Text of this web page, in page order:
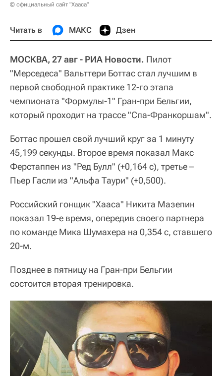
© официальный сайт "Хааса"
Читать в МАКС Дзен
МОСКВА, 27 авг - РИА Новости. Пилот
"Мерседеса" Вальттери Боттас стал лучшим в
первой свободной практике 12-го этапа
чемпионата "Формулы-1" Гран-при Бельгии,
который проходит на трассе "Спа-Франкоршам".
Боттас прошел свой лучший круг за 1 минуту
45,199 секунды. Второе время показал Макс
Ферстаппен из "Ред Булл" (+0,164 с), третье –
Пьер Гасли из "Альфа Таури" (+0,500).
Российский гонщик "Хааса" Никита Мазепин
показал 19-е время, опередив своего партнера
по команде Мика Шумахера на 0,354 с, ставшего
20-м.
Позднее в пятницу на Гран-при Бельгии
состоится вторая тренировка.